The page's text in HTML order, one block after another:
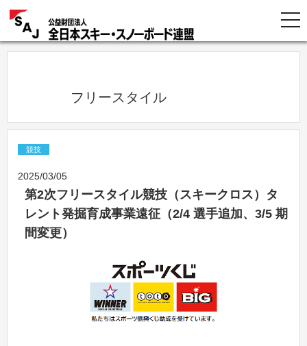
            フリースタイル
競技
2025/03/05
第2次フリースタイル競技（スキークロス）タ
レント発掘育成事業遠征（2/4 選手追加、3/5 期
間変更）